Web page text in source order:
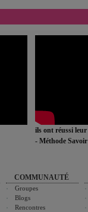
ils ont réussi leur
- Méthode
COMMUNAUTÉ
Groupes
Blogs
Rencontres